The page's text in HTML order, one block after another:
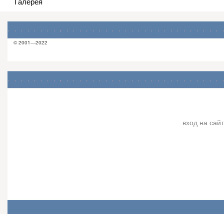
© 2001—2022
вход на сайт